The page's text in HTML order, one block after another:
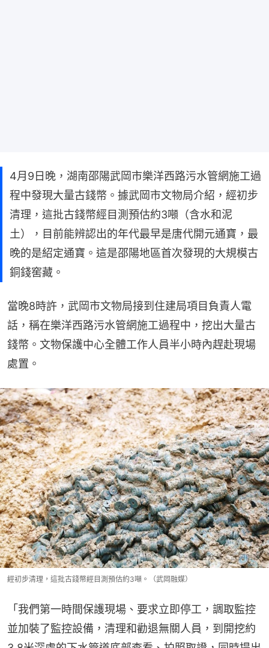
4月9日晚，湖南邵陽武岡市樂洋西路污水管網施工過
程中發現大量古錢幣。據武岡市文物局介紹，經初步
清理，這批古錢幣經目測預估約3噸（含水和泥
土），目前能辨認出的年代最早是唐代開元通寶，最
晚的是紹定通寶。這是邵陽地區首次發現的大規模古
銅錢窖藏。
當晚8時許，武岡市文物局接到住建局項目負責人電
話，稱在樂洋西路污水管網施工過程中，挖出大量古
錢幣。文物保護中心全體工作人員半小時內趕赴現場
處置。
經初步清理，這批古錢幣經目測預估約3噸。（武岡融媒）
「我們第一時間保護現場、要求立即停工，調取監控
並加裝了監控設備，清理和勸退無關人員，到開挖約